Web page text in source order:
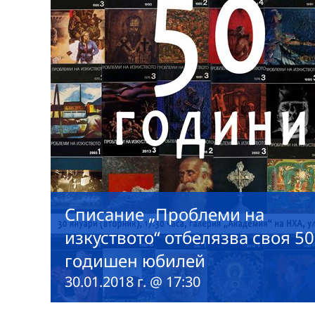
Списание „Проблеми на
изкуството“ отбелязва своя
годишен юбилей
30.01.2018 г. @ 17:30